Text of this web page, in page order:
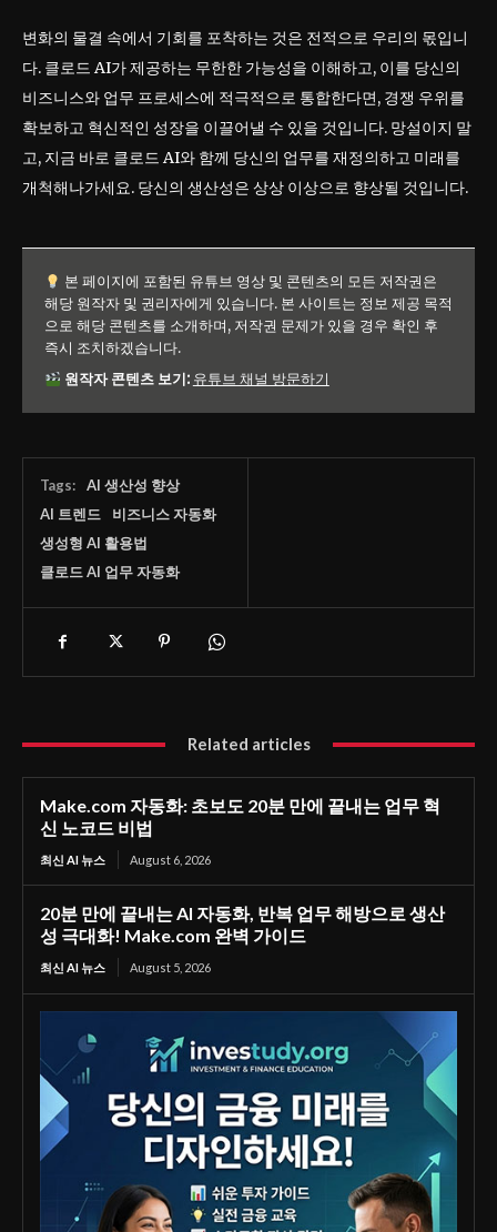
변화의 물결 속에서 기회를 포착하는 것은 전적으로 우리의 몫입니
다. 클로드 AI가 제공하는 무한한 가능성을 이해하고, 이를 당신의
비즈니스와 업무 프로세스에 적극적으로 통합한다면, 경쟁 우위를
확보하고 혁신적인 성장을 이끌어낼 수 있을 것입니다. 망설이지 말
고, 지금 바로 클로드 AI와 함께 당신의 업무를 재정의하고 미래를
개척해나가세요. 당신의 생산성은 상상 이상으로 향상될 것입니다.
본 페이지에 포함된 유튜브 영상 및 콘텐츠의 모든 저작권은
해당 원작자 및 권리자에게 있습니다. 본 사이트는 정보 제공 목적
으로 해당 콘텐츠를 소개하며, 저작권 문제가 있을 경우 확인 후
즉시 조치하겠습니다.
원작자 콘텐츠 보기: 유튜브 채널 방문하기
Tags:
AI 생산성 향상
AI 트렌드
비즈니스 자동화
생성형 AI 활용법
클로드 AI 업무 자동화
Related articles
Make.com 자동화: 초보도 20분 만에 끝내는 업무 혁
신 노코드 비법
최신 AI 뉴스 August 6, 2026
20분 만에 끝내는 AI 자동화, 반복 업무 해방으로 생산
성 극대화! Make.com 완벽 가이드
최신 AI 뉴스 August 5, 2026